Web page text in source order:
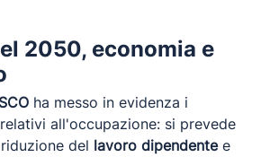
2050, economia e
ha messo in evidenza i
all'occupazione: si prevede
del lavoro dipendentee